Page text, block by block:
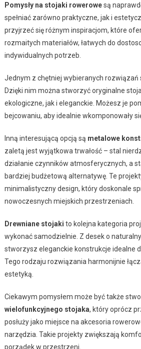
Pomysły na stojaki rowerowesą
spełniać zarówno praktyczne, jak i
przyjrzeć się różnym inspiracjom, które
rozmaitych materiałów, łatwych do
indywidualnych potrzeb.
Jednym z chętniej wybieranych rozwiązań
Dzięki nim można stworzyć oryginalne
ekologiczne, jak i eleganckie. Możesz je
bejcowaniu, aby idealnie wkomponowały
Inną interesującą opcją są metalowe
zaletą jest wyjątkowa trwałość – stal
działanie czynników atmosferycznych, a
bardziej budżetową alternatywę. Te
minimalistyczny design, który doskonale
nowoczesnych miejskich przestrzeniach.
Drewniane stojaki to kolejna kategoria
wykonać samodzielnie. Z desek o
stworzysz eleganckie konstrukcje idealne
Tego rodzaju rozwiązania harmonijnie
estetyką.
Ciekawym pomysłem może być także
wielofunkcyjnego stojaka, który oprócz
posłuży jako miejsce na akcesoria
narzędzia. Takie projekty zwiększają
porządek w przestrzeni.